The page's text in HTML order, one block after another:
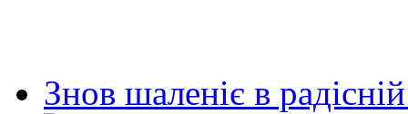
Знов шаленіє в